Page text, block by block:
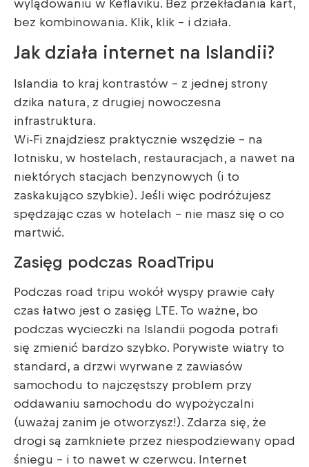
wylądowaniu w Keflaviku. Bez przekładania kart,
bez kombinowania. Klik, klik – i działa.
Jak działa internet na Islandii?
Islandia to kraj kontrastów – z jednej strony
dzika natura, z drugiej nowoczesna
infrastruktura.
Wi-Fi znajdziesz praktycznie wszędzie – na
lotnisku, w hostelach, restauracjach, a nawet na
niektórych stacjach benzynowych (i to
zaskakująco szybkie). Jeśli więc podróżujesz
spędzając czas w hotelach – nie masz się o co
martwić.
Zasięg podczas RoadTripu
Podczas road tripu wokół wyspy prawie cały
czas łatwo jest o zasięg LTE. To ważne, bo
podczas wycieczki na Islandii pogoda potrafi
się zmienić bardzo szybko. Porywiste wiatry to
standard, a drzwi wyrwane z zawiasów
samochodu to najczęstszy problem przy
oddawaniu samochodu do wypożyczalni
(uważaj zanim je otworzysz!). Zdarza się, że
drogi są zamkniete przez niespodziewany opad
śniegu – i to nawet w czerwcu. Internet